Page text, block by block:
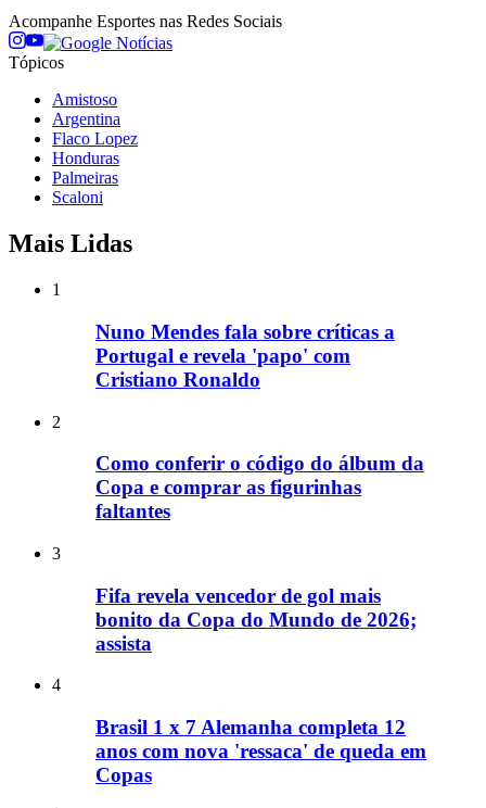
Acompanhe Esportes nas Redes Sociais
Tópicos
Amistoso
Argentina
Flaco Lopez
Honduras
Palmeiras
Scaloni
Mais Lidas
1
Nuno Mendes fala sobre críticas a
Portugal e revela 'papo' com
Cristiano Ronaldo
2
Como conferir o código do álbum da
Copa e comprar as figurinhas
faltantes
3
Fifa revela vencedor de gol mais
bonito da Copa do Mundo de 2026;
assista
4
Brasil 1 x 7 Alemanha completa 12
anos com nova 'ressaca' de queda em
Copas